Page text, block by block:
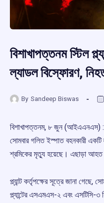
বিশাখাপত্তনম স্টিল
ল্যাডল বিস্ফোরণ,
By Sandeep Biswas
বিশাখাপত্তনম, ৮ জুন (আইএএনএস) :
সোমবার গলিত ইস্পাত বহনকারী
শ্রমিকের মৃত্যু হয়েছে। এছাড়া
প্ল্যান্ট কর্তৃপক্ষের সূত্রে জানা গেছে,
প্ল্যান্টের এসএমএস-২ এবং এসটিসি-৩